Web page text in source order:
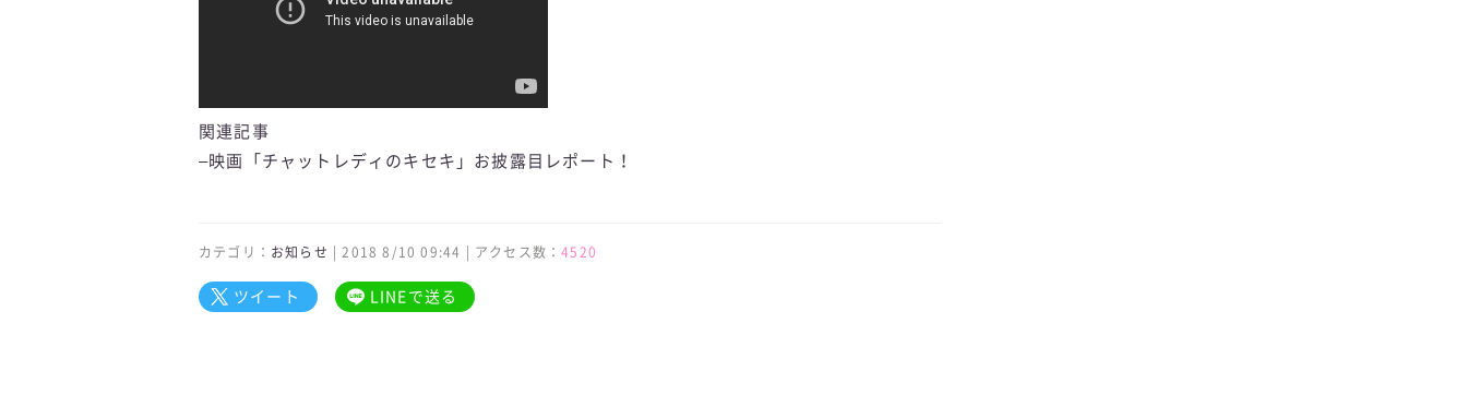
関連記事
–映画「チャットレディのキセキ」お披露目レポート！
カテゴリ： お知らせ | 2018 8/10 09:44 | アクセス数：4520
ツイート LINEで送る